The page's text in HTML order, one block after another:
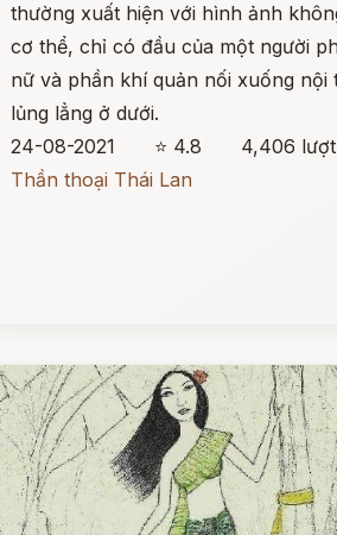
thường xuất hiện với hình ảnh
cơ thể, chỉ có đầu của một người
nữ và phần khí quản nối xuống nội
lủng lẳng ở dưới.
24-08-2021
⭐ 4.8
4,406
Thần thoại Thái Lan